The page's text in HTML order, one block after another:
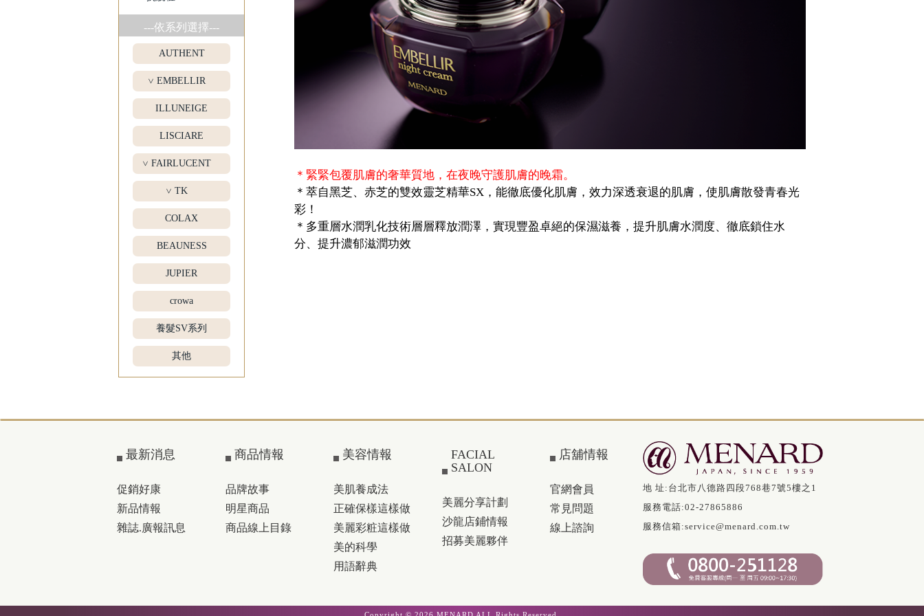
---依系列選擇---
AUTHENT
> EMBELLIR
ILLUNEIGE
LISCIARE
> FAIRLUCENT
> TK
COLAX
BEAUNESS
JUPIER
crowa
養髮SV系列
其他
＊緊緊包覆肌膚的奢華質地，在夜晚守護肌膚的晚霜。
＊萃自黑芝、赤芝的雙效靈芝精華SX，能徹底優化肌膚，效力深透衰退的肌膚，使肌膚散發青春光
彩！
＊多重層水潤乳化技術層層釋放潤澤，實現豐盈卓絕的保濕滋養，提升肌膚水潤度、徹底鎖住水
分、提升濃郁滋潤功效
最新消息
促銷好康
新品情報
雜誌.廣報訊息
商品情報
品牌故事
明星商品
商品線上目錄
美容情報
美肌養成法
正確保樣這樣做
美麗彩粧這樣做
美的科學
用語辭典
FACIAL
SALON
美麗分享計劃
沙龍店鋪情報
招募美麗夥伴
店舖情報
官網會員
常見問題
線上諮詢
地 址: 台北市八德路四段768巷7號5樓之1
服務電話:02-27865886
服務信箱:service@menard.com.tw